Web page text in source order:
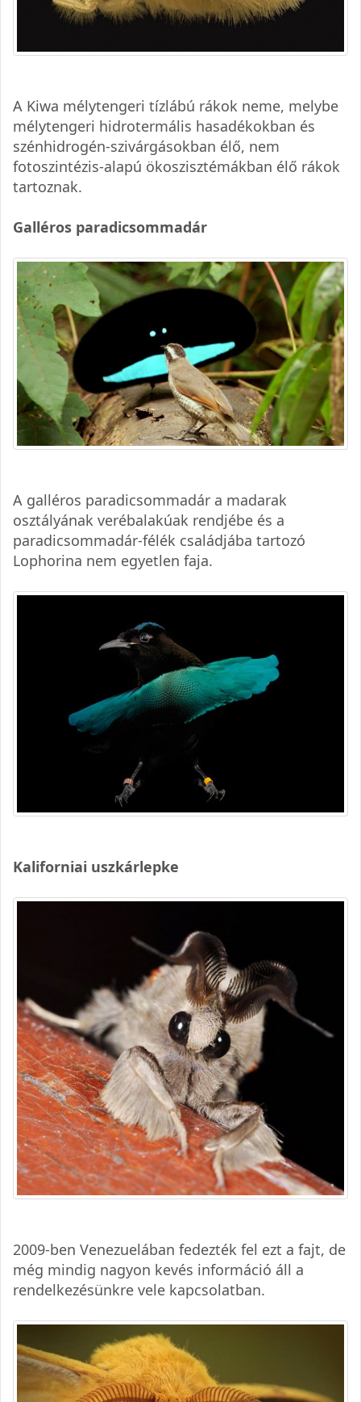
A Kiwa mélytengeri tízlábú rákok neme, melybe
mélytengeri hidrotermális hasadékokban és
szénhidrogén-szivárgásokban élő, nem
fotoszintézis-alapú ökoszisztémákban élő rákok
tartoznak.
Galléros paradicsommadár
A galléros paradicsommadár a madarak
osztályának verébalakúak rendjébe és a
paradicsommadár-félék családjába tartozó
Lophorina nem egyetlen faja.
Kaliforniai uszkárlepke
2009-ben Venezuelában fedezték fel ezt a fajt, de
még mindig nagyon kevés információ áll a
rendelkezésünkre vele kapcsolatban.